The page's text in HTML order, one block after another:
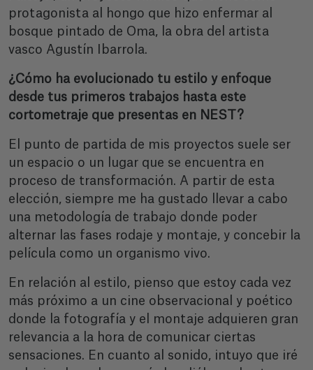
protagonista al hongo que hizo enfermar al
bosque pintado de Oma, la obra del artista
vasco Agustín Ibarrola.
¿Cómo ha evolucionado tu estilo y enfoque
desde tus primeros trabajos hasta este
cortometraje que presentas en NEST?
El punto de partida de mis proyectos suele ser
un espacio o un lugar que se encuentra en
proceso de transformación. A partir de esta
elección, siempre me ha gustado llevar a cabo
una metodología de trabajo donde poder
alternar las fases rodaje y montaje, y concebir la
película como un organismo vivo.
En relación al estilo, pienso que estoy cada vez
más próximo a un cine observacional y poético
donde la fotografía y el montaje adquieren gran
relevancia a la hora de comunicar ciertas
sensaciones. En cuanto al sonido, intuyo que iré